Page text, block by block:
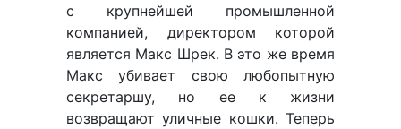
с крупнейшей промышленной
компанией, директором которой
является Макс Шрек. В это же время
Макс убивает свою любопытную
секретаршу, но ее к жизни
возвращают уличные кошки. Теперь